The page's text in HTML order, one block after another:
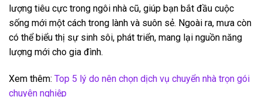
lượng tiêu cực trong ngôi nhà cũ, giúp bạn bắt đầu cuộc
sống mới một cách trong lành và suôn sẻ. Ngoài ra, mưa còn
có thể biểu thị sự sinh sôi, phát triển, mang lại nguồn năng
lượng mới cho gia đình.
Xem thêm: Top 5 lý do nên chọn dịch vụ chuyển nhà trọn gói
chuyên nghiệp